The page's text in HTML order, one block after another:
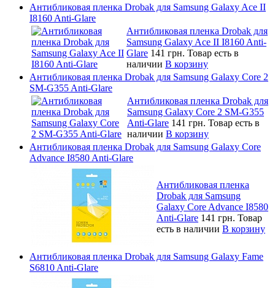
Антибликовая пленка Drobak для Samsung Galaxy Ace II
I8160 Anti-Glare
Антибликовая пленка Drobak для
Samsung Galaxy Ace II I8160 Anti-
Glare 141 грн. Товар есть в
наличии В корзину
Антибликовая пленка Drobak для Samsung Galaxy Core 2
SM-G355 Anti-Glare
Антибликовая пленка Drobak для
Samsung Galaxy Core 2 SM-G355
Anti-Glare 141 грн. Товар есть в
наличии В корзину
Антибликовая пленка Drobak для Samsung Galaxy Core
Advance I8580 Anti-Glare
Антибликовая пленка
Drobak для Samsung
Galaxy Core Advance I8580
Anti-Glare 141 грн. Товар
есть в наличии В корзину
Антибликовая пленка Drobak для Samsung Galaxy Fame
S6810 Anti-Glare